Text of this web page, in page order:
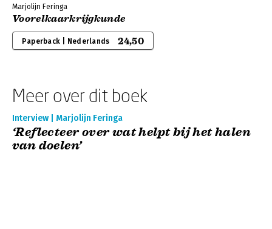
Marjolijn Feringa
Voorelkaarkrijgkunde
Paperback | Nederlands 24,50
Meer over dit boek
Interview | Marjolijn Feringa
‘Reflecteer over wat helpt bij het halen
van doelen’